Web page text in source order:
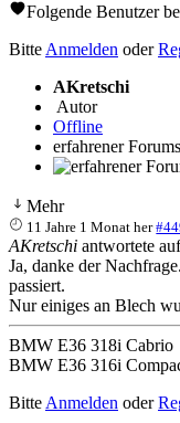
Folgende Benutzer
Bitte Anmelden oder
AKretschi
Autor
Offline
erfahrener
Mehr
11 Jahre 1 Monat her
AKretschi antwortete
Ja, danke der
passiert.
Nur einiges an Blech
BMW E36 318i Cabrio
BMW E36 316i
Bitte Anmelden oder